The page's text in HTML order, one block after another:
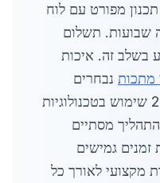
מפורט עם לוח
שבועות. תשלום
בשלב זה. איכות
מתכות נבחרים
בהתאמה אישית. בשנת 2026 שימוש בטכנולוגיות
מסתיים
זמנים גמישים
מקצועי לאורך כל